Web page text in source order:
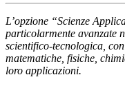
L’opzione “Scienze
particolarmente avanzate
scientifico-tecnologica,
matematiche, fisiche,
loro applicazioni.